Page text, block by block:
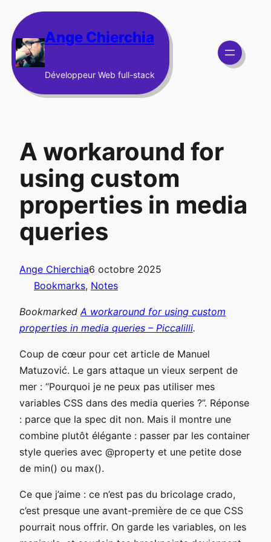
au
contenu Ange Chierchia
Développeur Web full-stack
A workaround for
using custom
properties in media
queries
Ange Chierchia6 octobre 2025
Bookmarks, Notes
BookmarkedA workaround for using custom
properties in media queries – Piccalilli.
Coup de cœur pour cet article de Manuel
Matuzović. Le gars attaque un vieux serpent de
mer : “Pourquoi je ne peux pas utiliser mes
variables CSS dans des media queries ?”. Réponse
: parce que la spec dit non. Mais il montre une
combine plutôt élégante : passer par les container
style queries avec @property et une petite dose
de min() ou max().
Ce que j’aime : ce n’est pas du bricolage crado,
c’est presque une avant-première de ce que CSS
pourrait nous offrir. On garde les variables, on les